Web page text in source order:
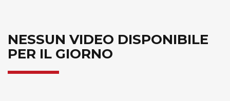
NESSUN VIDEO DISPONIBILE
PER IL GIORNO